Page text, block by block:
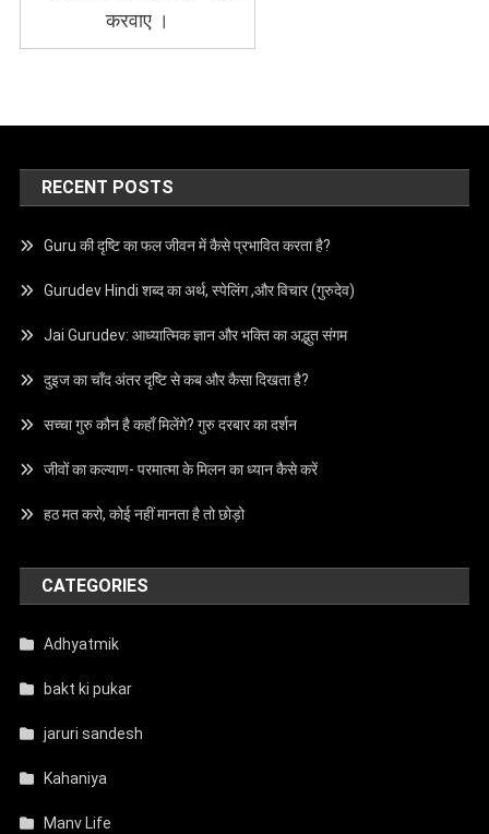
करवाए ।
RECENT POSTS
Guru की दृष्टि का फल जीवन में कैसे प्रभावित करता है?
Gurudev Hindi शब्द का अर्थ, स्पेलिंग ,और विचार (गुरुदेव)
Jai Gurudev: आध्यात्मिक ज्ञान और भक्ति का अद्भुत संगम
दुइज का चाँद अंतर दृष्टि से कब और कैसा दिखता है?
सच्चा गुरु कौन है कहाँ मिलेंगे? गुरु दरबार का दर्शन
जीवों का कल्याण- परमात्मा के मिलन का ध्यान कैसे करें
हठ मत करो, कोई नहीं मानता है तो छोड़ो
CATEGORIES
Adhyatmik
bakt ki pukar
jaruri sandesh
Kahaniya
Manv Life